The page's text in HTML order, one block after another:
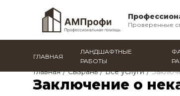
Проверенные
ГЛАВНАЯ
ЛАНДШАФТНЫЕ
РАБОТЫ
Главная / Сызрань / Все услуги /
Заключение о